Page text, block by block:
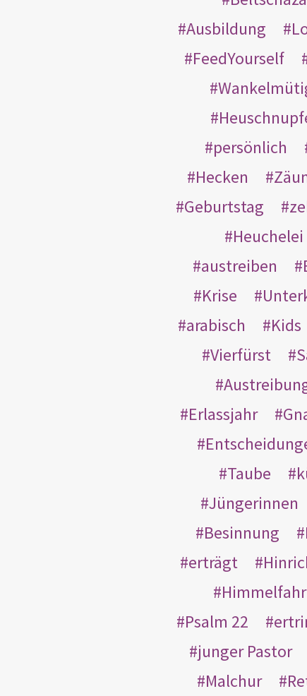
Ausbildung
FeedYourself
persönlich
Hecken
Geburtstag
Heuchelei
austreiben
Krise
arabisch
Kids
Vierfürst
Erlassjahr
Taube
Jüngerinnen
Besinnung
erträgt
Psalm 22
junger Pastor
Malchur